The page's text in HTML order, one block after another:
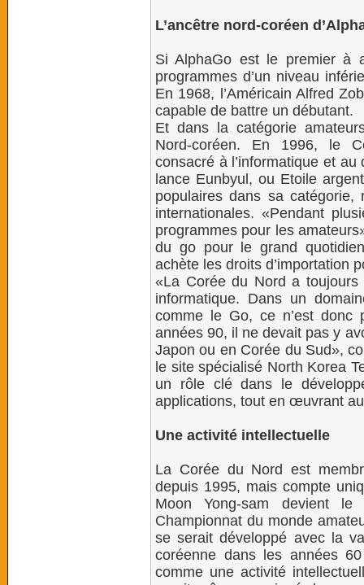
L’ancêtre nord-coréen
Si AlphaGo est le premier à
programmes d’un niveau
En 1968, l’Américain Alfred
capable de battre un débutant.
Et dans la catégorie
Nord-coréen. En 1996, le
consacré à l’informatique et
lance Eunbyul, ou Etoile
populaires dans sa catégorie,
internationales. «Pendant
programmes pour les
du go pour le grand
achète les droits d’importation
«La Corée du Nord a toujours
informatique. Dans un
comme le Go, ce n’est donc
années 90, il ne devait pas y
Japon ou en Corée du Sud»,
le site spécialisé North Korea
un rôle clé dans le
applications, tout en œuvrant
Une activité intellectuelle
La Corée du Nord est
depuis 1995, mais compte
Moon Yong-sam devient
Championnat du monde
se serait développé avec la
coréenne dans les années
comme une activité